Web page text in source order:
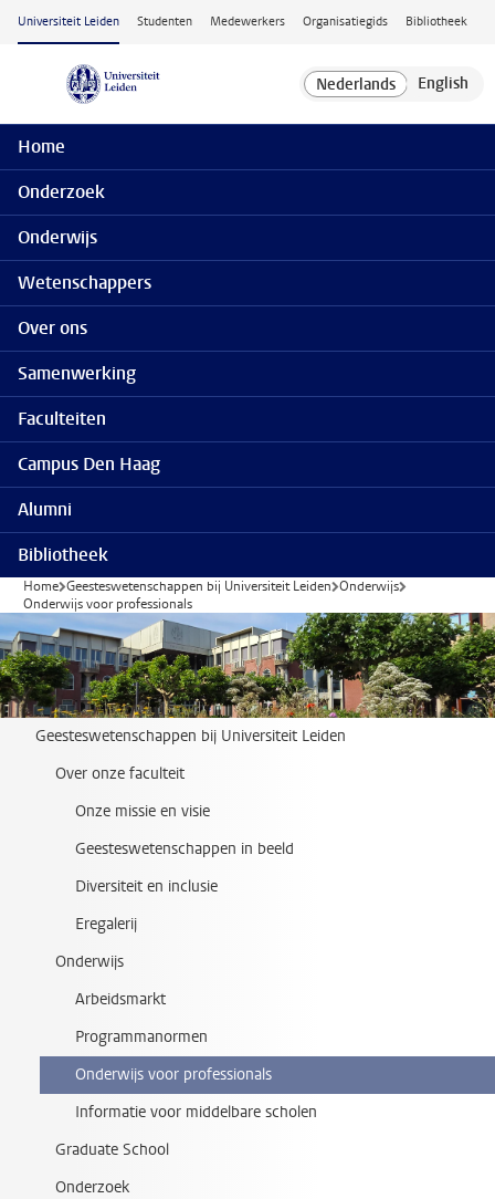
Ga naar hoofdinhoud
Universiteit Leiden Studenten Medewerkers Organisatiegids Bibliotheek
Home
Onderzoek
Onderwijs
Wetenschappers
Over ons
Samenwerking
Faculteiten
Campus Den Haag
Alumni
Bibliotheek
Home Geesteswetenschappen bij Universiteit Leiden Onderwijs
Onderwijs voor professionals
Geesteswetenschappen bij Universiteit Leiden
Over onze faculteit
Onze missie en visie
Geesteswetenschappen in beeld
Diversiteit en inclusie
Eregalerij
Onderwijs
Arbeidsmarkt
Programmanormen
Onderwijs voor professionals
Informatie voor middelbare scholen
Graduate School
Onderzoek